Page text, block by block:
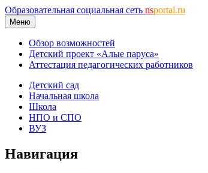
Образовательная социальная сеть nsportal.ru
Меню
Обзор возможностей
Детский проект «Алые паруса»
Аттестация педагогических работников
Детский сад
Начальная школа
Школа
НПО и СПО
ВУЗ
Навигация